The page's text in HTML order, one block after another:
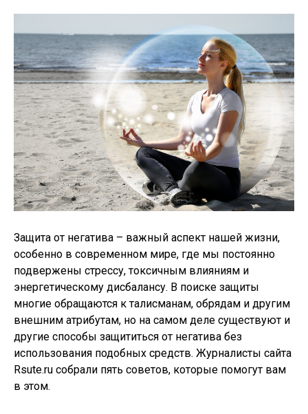
Защита от негатива – важный аспект нашей жизни,
особенно в современном мире, где мы постоянно
подвержены стрессу, токсичным влияниям и
энергетическому дисбалансу. В поиске защиты
многие обращаются к талисманам, обрядам и другим
внешним атрибутам, но на самом деле существуют и
другие способы защититься от негатива без
использования подобных средств. Журналисты сайта
Rsute.ru собрали пять советов, которые помогут вам
в этом.